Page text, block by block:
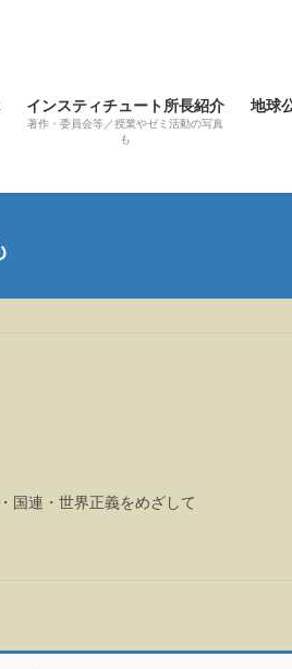
インスティチュート所長紹介
著作・委員会等／授業やゼミ活動の写真
も
地球
国連・世界正義をめざして